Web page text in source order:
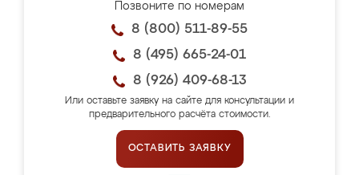
Позвоните по номерам
8 (800) 511-89-55
8 (495) 665-24-01
8 (926) 409-68-13
Или оставьте заявку на сайте для консультации и
предварительного расчёта стоимости.
ОСТАВИТЬ ЗАЯВКУ